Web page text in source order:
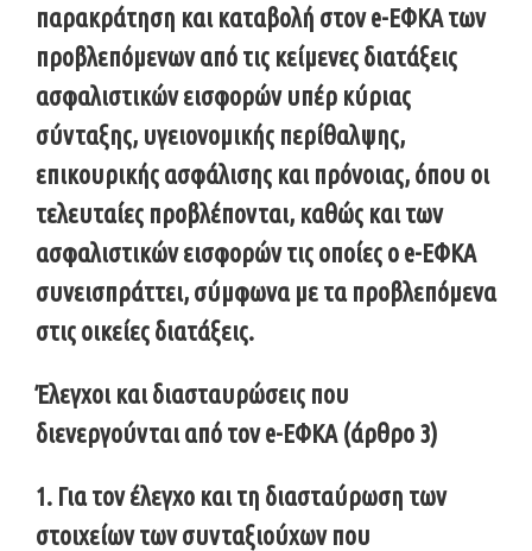
παρακράτηση και καταβολή στον e-EΦΚΑ των
προβλεπόμενων από τις κείμενες διατάξεις
ασφαλιστικών εισφορών υπέρ κύριας
σύνταξης, υγειονομικής περίθαλψης,
επικουρικής ασφάλισης και πρόνοιας, όπου οι
τελευταίες προβλέπονται, καθώς και των
ασφαλιστικών εισφορών τις οποίες ο e-ΕΦΚΑ
συνεισπράττει, σύμφωνα με τα προβλεπόμενα
στις οικείες διατάξεις.
Έλεγχοι και διασταυρώσεις που
διενεργούνται από τον e-ΕΦΚΑ (άρθρο 3)
1. Για τον έλεγχο και τη διασταύρωση των
στοιχείων των συνταξιούχων που